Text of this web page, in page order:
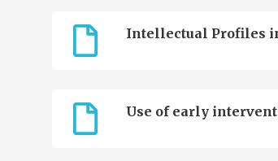
Intellectual Profiles
Use of early